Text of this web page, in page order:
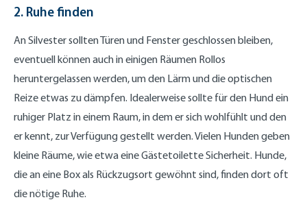
2. Ruhe finden
An Silvester sollten Türen und Fenster geschlossen bleiben,
eventuell können auch in einigen Räumen Rollos
heruntergelassen werden, um den Lärm und die optischen
Reize etwas zu dämpfen. Idealerweise sollte für den Hund ein
ruhiger Platz in einem Raum, in dem er sich wohlfühlt und den
er kennt, zur Verfügung gestellt werden. Vielen Hunden geben
kleine Räume, wie etwa eine Gästetoilette Sicherheit. Hunde,
die an eine Box als Rückzugsort gewöhnt sind, finden dort oft
die nötige Ruhe.